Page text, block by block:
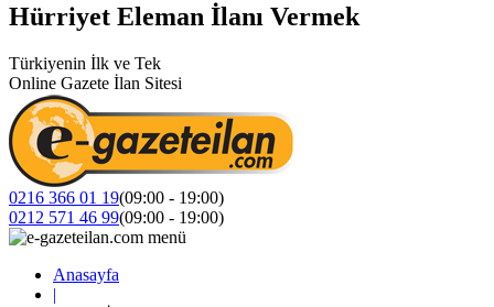
Hürriyet Eleman İlanı Vermek
Türkiyenin İlk ve Tek
Online Gazete İlan Sitesi
0216 366 01 19(09:00 - 19:00)
0212 571 46 99(09:00 - 19:00)
Anasayfa
|